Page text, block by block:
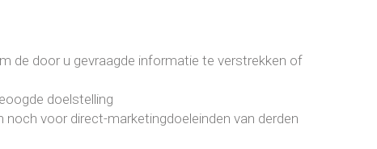
de door u gevraagde informatie te verstrekken of
doelstelling
voor direct-marketingdoeleinden van derden